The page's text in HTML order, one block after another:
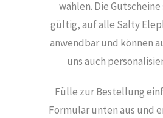
wählen. Die Gutscheine
gültig, auf alle Salty
anwendbar und können
uns auch
Fülle zur Bestellung
Formular unten aus und